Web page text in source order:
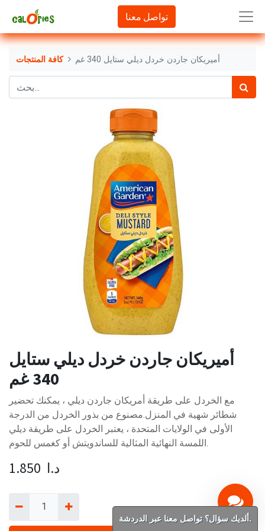
تواصل معنا
كافة المنتجات أميريكان جاردن خردل ديلي ستايل 340 غم
أميريكان جاردن خردل ديلي ستايل
340 غم
مع الخردل على طريقة أمريكان جاردن ديلي ، يمكنك تحضير
شطائر شهية في المنزل.مصنوع من بذور الخردل من الدرجة
الأولى في الولايات المتحدة ، يعتبر الخردل على طريقة ديلي
اللمسة النهائية المثالية للساندويتش أو كغمس للحوم.
1.850 د.ا
ألديك سؤال؟ تواصل معنا عبر الدردشة.